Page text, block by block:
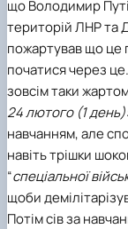
що Володимир
територій ЛНР та
пожартував що це
початися через
зовсім таки
24 лютого (1
навчанням, але
навіть трішки
“спеціальної
щоби
Потім сів за